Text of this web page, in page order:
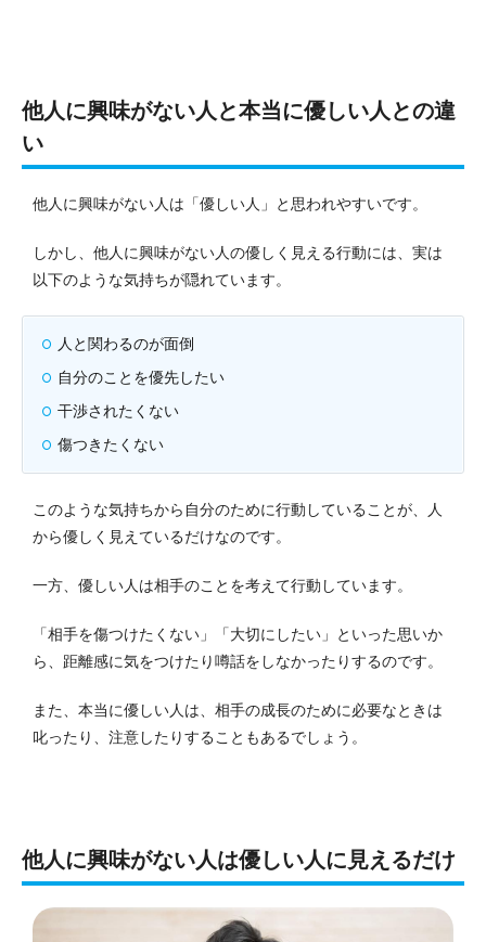
他人に興味がない人と本当に優しい人との違
い
他人に興味がない人は「優しい人」と思われやすいです。
しかし、他人に興味がない人の優しく見える行動には、実は
以下のような気持ちが隠れています。
人と関わるのが面倒
自分のことを優先したい
干渉されたくない
傷つきたくない
このような気持ちから自分のために行動していることが、人
から優しく見えているだけなのです。
一方、優しい人は相手のことを考えて行動しています。
「相手を傷つけたくない」「大切にしたい」といった思いか
ら、距離感に気をつけたり噂話をしなかったりするのです。
また、本当に優しい人は、相手の成長のために必要なときは
叱ったり、注意したりすることもあるでしょう。
他人に興味がない人は優しい人に見えるだけ